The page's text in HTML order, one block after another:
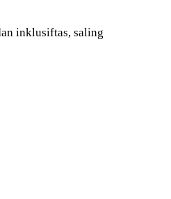
inklusiftas, saling